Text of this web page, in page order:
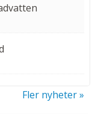
Fler nyheter